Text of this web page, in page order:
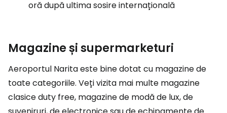
oră după ultima sosire internațională
Magazine și supermarketuri
Aeroportul Narita este bine dotat cu magazine de
toate categoriile. Veți vizita mai multe magazine
clasiceduty free, magazine de modă de lux, de